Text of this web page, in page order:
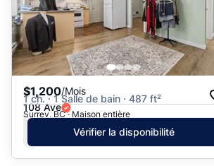
$1,200/Mois
1 ch. · 1 Salle de bain · 487 ft²
108 Ave
Surrey, BC · Maison entière
Vérifier la disponibilité